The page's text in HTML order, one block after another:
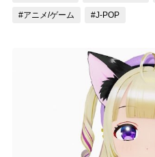
お問い合わせ
muevoクラウドファンディング
#アニメ/ゲーム #J-POP